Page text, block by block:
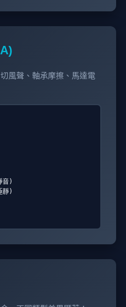
風聲、軸承摩擦、馬達電
音)
靜)